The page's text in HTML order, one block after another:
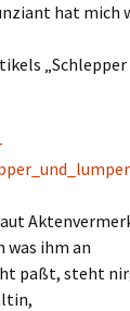
hat mich
„Schlepper
was ihm an
paßt, steht